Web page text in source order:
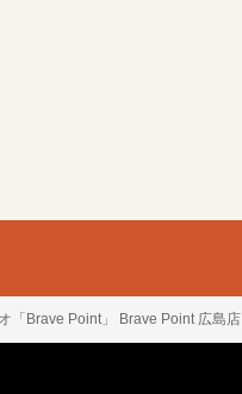
「Brave Point」 Brave Point 広島店